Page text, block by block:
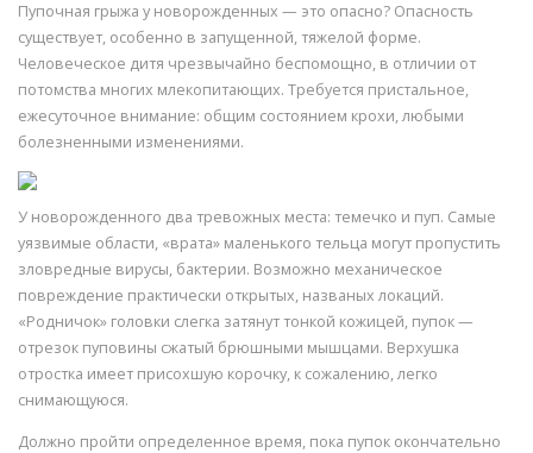
Пупочная грыжа у новорожденных — это опасно? Опасность
существует, особенно в запущенной, тяжелой форме.
Человеческое дитя чрезвычайно беспомощно, в отличии от
потомства многих млекопитающих. Требуется пристальное,
ежесуточное внимание: общим состоянием крохи, любыми
болезненными изменениями.
У новорожденного два тревожных места: темечко и пуп. Самые
уязвимые области, «врата» маленького тельца могут пропустить
зловредные вирусы, бактерии. Возможно механическое
повреждение практически открытых, названых локаций.
«Родничок» головки слегка затянут тонкой кожицей, пупок —
отрезок пуповины сжатый брюшными мышцами. Верхушка
отростка имеет присохшую корочку, к сожалению, легко
снимающуюся.
Должно пройти определенное время, пока пупок окончательно